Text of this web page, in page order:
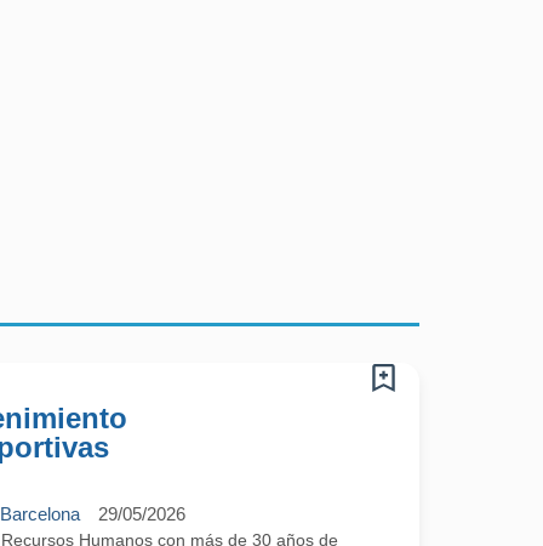
29/05/2026
Humanos con más de 30 años de